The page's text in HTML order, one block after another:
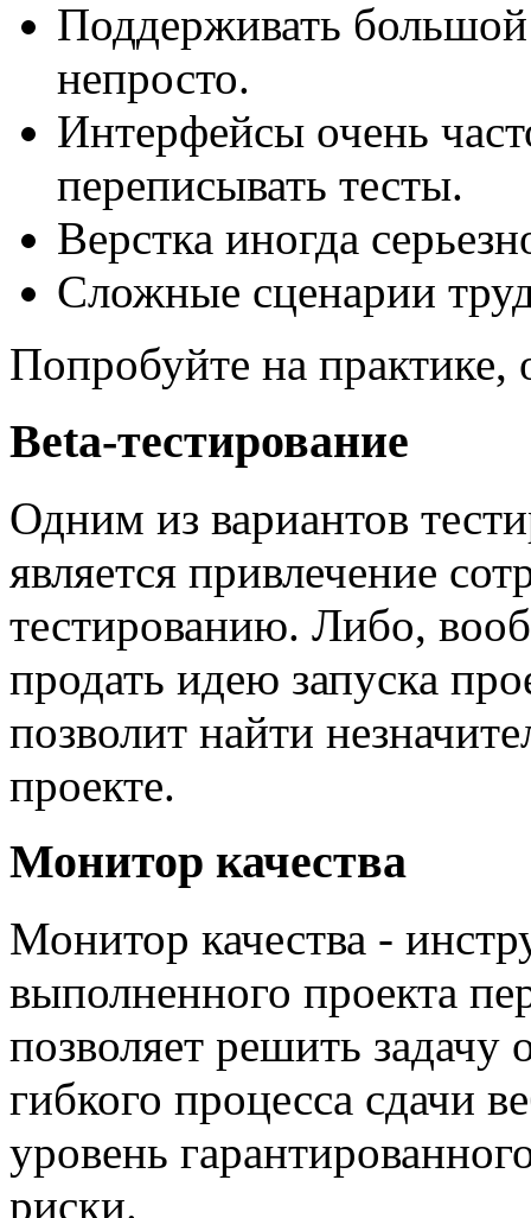
Поддерживать
непросто.
Интерфейсы очень
переписывать тесты.
Верстка иногда
Сложные сценарии
Попробуйте на практике,
Beta-тестирование
Одним из вариантов
является привлечение
тестированию. Либо,
продать идею запуска
позволит найти
проекте.
Монитор качества
Монитор качества -
выполненного проекта
позволяет решить задачу
гибкого процесса сдачи
уровень
риски.